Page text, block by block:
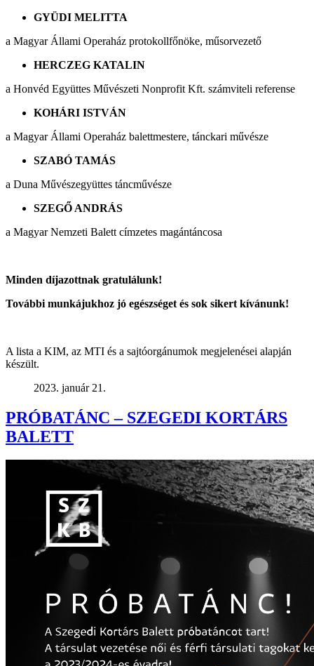
GYÜDI MELITTA
a Magyar Állami Operaház protokollfőnöke, műsorvezető
HERCZEG KATALIN
a Honvéd Együttes Művészeti Nonprofit Kft. számviteli referense
KOHÁRI ISTVÁN
a Magyar Állami Operaház balettmestere, tánckari művésze
SZABÓ TAMÁS
a Duna Művészegyüttes táncművésze
SZEGŐ ANDRÁS
a Magyar Nemzeti Balett címzetes magántáncosa
Minden díjazottnak gratulálunk!
További munkájukhoz jó egészséget és sok sikert kívánunk!
A lista a KIM, az MTI és a sajtóorgánumok megjelenései alapján
készült.
2023. január 21.
PRÓBATÁNC – SZEGEDI KORTÁRS
BALETT